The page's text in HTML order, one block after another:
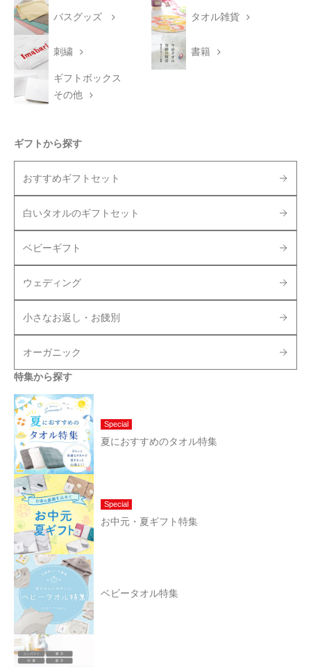
バスグッズ タオル雑貨
刺繍 書籍
ギフトボックス
その他
ギフトから探す
おすすめギフトセット
白いタオルのギフトセット
ベビーギフト
ウェディング
小さなお返し・お餞別
オーガニック
特集から探す
Special
夏におすすめのタオル特集
Special
お中元・夏ギフト特集
ベビータオル特集